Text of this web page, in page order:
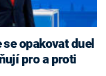
pro a proti